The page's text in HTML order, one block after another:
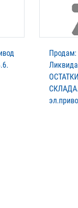
Продам:
ОСТАТКИ